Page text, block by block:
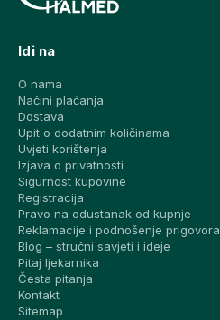
Idi na
O nama
Načini plaćanja
Dostava
Upit o dodatnim količinama
Uvjeti korištenja
Izjava o privatnosti
Sigurnost kupovine
Registracija
Pravo na odustanak od kupnje
Reklamacije i podnošenje prigovora
Blog – stručni savjeti i ideje
Pitaj ljekarnika
Česta pitanja
Kontakt
Sitemap